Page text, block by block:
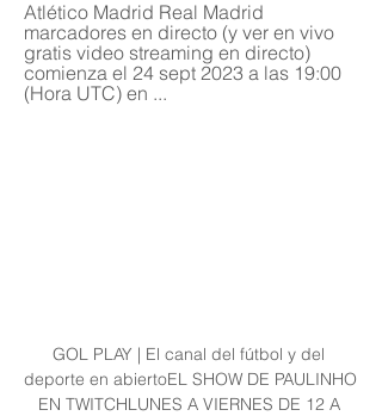
Atlético Madrid Real Madrid
marcadores en directo (y ver en vivo
gratis video streaming en directo)
comienza el 24 sept 2023 a las 19:00
(Hora UTC) en ...
GOL PLAY | El canal del fútbol y del
deporte en abiertoEL SHOW DE PAULINHO
EN TWITCHLUNES A VIERNES DE 12 A